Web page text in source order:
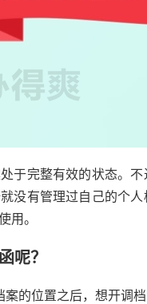
于完整有效的状态。
没有管理过自己的个
用。
呢？
的位置之后，想开调